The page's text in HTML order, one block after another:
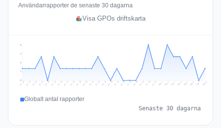
Användarrapporter de senaste 30 dagarna
Visa GPOs driftskarta
1
2
2
3
Jul 10 Jul 11 Jul 12 Jul 13 Jul 14 Jul 15 Jul 16 Jul 17 Jul 18 Jul 19 Jul 20 Jul 21 Jul 22 Jul 23 Jul 24 Jul 25 Jul 26 Jul 27 Jul 28 Jul 29 Jul 30 Jul 31 Aug 1 Aug 2 Aug 3 Aug 4 Aug 5 Aug 6 Aug 7 Aug 8
Globalt antal rapporter
Senaste 30 dagarna